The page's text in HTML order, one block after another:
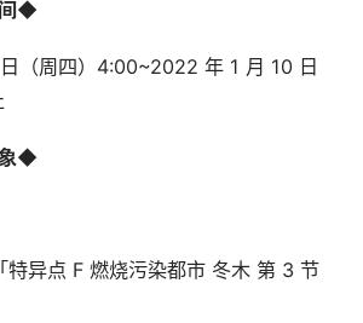
◆
（周四）4:00~2022 年 1 月 10 日
◆
特异点 F 燃烧污染都市 冬木 第 3 节